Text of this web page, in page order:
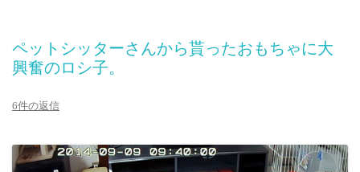
ペットシッターさんから貰ったおもちゃに大
興奮のロシ子。
6件の返信